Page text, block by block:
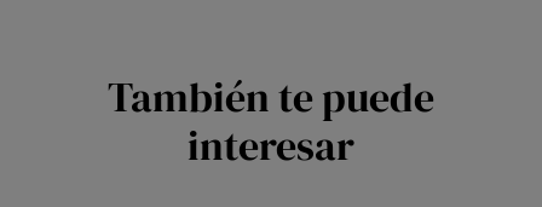
También te puede
interesar